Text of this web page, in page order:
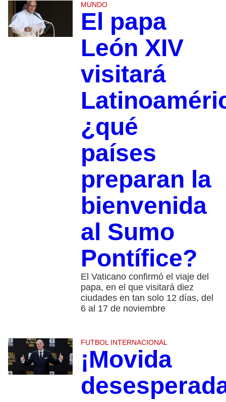
MUNDO
El papa
León XIV
visitará
¿qué
países
preparan la
bienvenida
al Sumo
Pontífice?
El Vaticano confirmó el viaje del
papa, en el que visitará diez
ciudades en tan solo 12 días, del
6 al 17 de noviembre
FUTBOL INTERNACIONAL
¡Movida